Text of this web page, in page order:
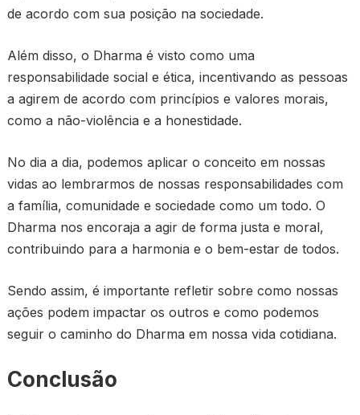
de acordo com sua posição na sociedade.
Além disso, o Dharma é visto como uma
responsabilidade social e ética, incentivando as pessoas
a agirem de acordo com princípios e valores morais,
como a não-violência e a honestidade.
No dia a dia, podemos aplicar o conceito em nossas
vidas ao lembrarmos de nossas responsabilidades com
a família, comunidade e sociedade como um todo. O
Dharma nos encoraja a agir de forma justa e moral,
contribuindo para a harmonia e o bem-estar de todos.
Sendo assim, é importante refletir sobre como nossas
ações podem impactar os outros e como podemos
seguir o caminho do Dharma em nossa vida cotidiana.
Conclusão